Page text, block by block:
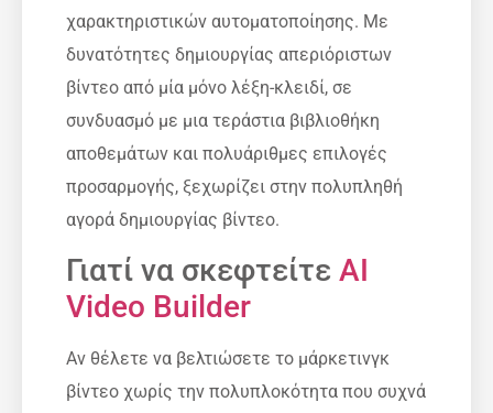
χαρακτηριστικών αυτοματοποίησης. Με
δυνατότητες δημιουργίας απεριόριστων
βίντεο από μία μόνο λέξη-κλειδί, σε
συνδυασμό με μια τεράστια βιβλιοθήκη
αποθεμάτων και πολυάριθμες επιλογές
προσαρμογής, ξεχωρίζει στην πολυπληθή
αγορά δημιουργίας βίντεο.
Γιατί να σκεφτείτε AI
Video Builder
Αν θέλετε να βελτιώσετε το μάρκετινγκ
βίντεο χωρίς την πολυπλοκότητα που συχνά